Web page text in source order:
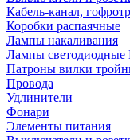
Кабель-канал,
Коробки распаячные
Лампы накаливания
Лампы светодиодные
Патроны вилки
Провода
Удлинители
Фонари
Элементы питания